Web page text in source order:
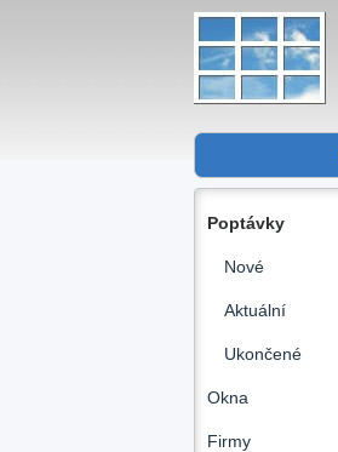
Poptávky
Nové
Aktuální
Ukončené
Okna
Firmy